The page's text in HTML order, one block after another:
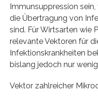
Immunsuppression
die Übertragung von
sind. Für Wirtsarten wie
relevante Vektoren für
Infektionskrankheiten
bislang jedoch nur
Vektor zahlreicher